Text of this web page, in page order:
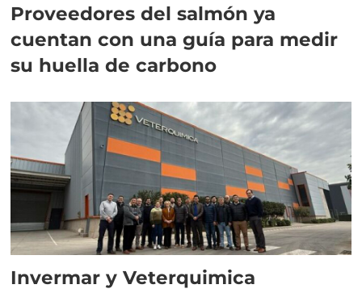
Proveedores del salmón ya
cuentan con una guía para medir
su huella de carbono
Invermar y Veterquimica